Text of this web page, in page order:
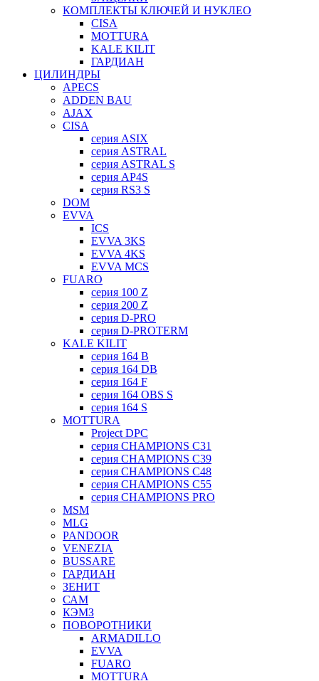
КОМПЛЕКТЫ КЛЮЧЕЙ И НУКЛЕО
CISA
MOTTURA
KALE KILIT
ГАРДИАН
ЦИЛИНДРЫ
APECS
ADDEN BAU
AJAX
CISA
серия ASIX
серия ASTRAL
серия ASTRAL S
серия AP4S
серия RS3 S
DOM
EVVA
ICS
EVVA 3KS
EVVA 4KS
EVVA MCS
FUARO
серия 100 Z
серия 200 Z
серия D-PRO
серия D-PROTERM
KALE KILIT
серия 164 B
серия 164 DB
серия 164 F
серия 164 OBS S
серия 164 S
MOTTURA
Project DPC
серия CHAMPIONS C31
серия CHAMPIONS C39
серия CHAMPIONS C48
серия CHAMPIONS C55
серия CHAMPIONS PRO
MSM
MLG
PANDOOR
VENEZIA
BUSSARE
ГАРДИАН
ЗЕНИТ
САМ
КЭМЗ
ПОВОРОТНИКИ
ARMADILLO
EVVA
FUARO
MOTTURA